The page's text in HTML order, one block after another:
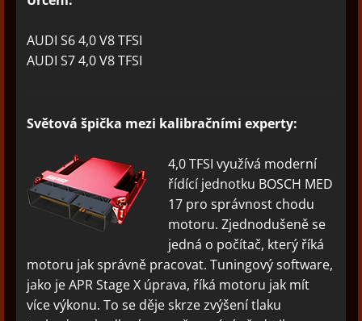
AUDI S6 4,0 V8 TFSI
AUDI S7 4,0 V8 TFSI
Světová špička mezi kalibračními experty:
4,0 TFSI využívá moderní
řídící jednotku BOSCH MED
17 pro správnost chodu
motoru. Zjednodušeně se
jedná o počítač, který říká
motoru jak správně pracovat. Tuningový software,
jako je APR Stage X úprava, říká motoru jak mít
více výkonu. To se děje skrze zvýšení tlaku